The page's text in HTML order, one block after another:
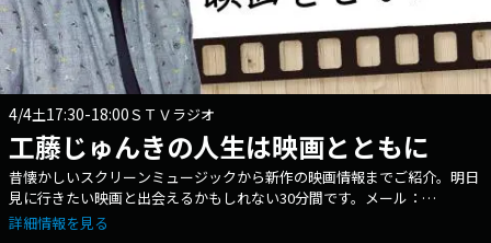
4/4土17:30-18:00ＳＴＶラジオ
工藤じゅんきの人生は映画とともに
昔懐かしいスクリーンミュージックから新作の映画情報までご紹介。明日
見に行きたい映画と出会えるかもしれない30分間です。メール：
jinsei@stv.jp Xハッシュタグ：#stvradio Xアカウント：@stvradio
詳細情報を見る